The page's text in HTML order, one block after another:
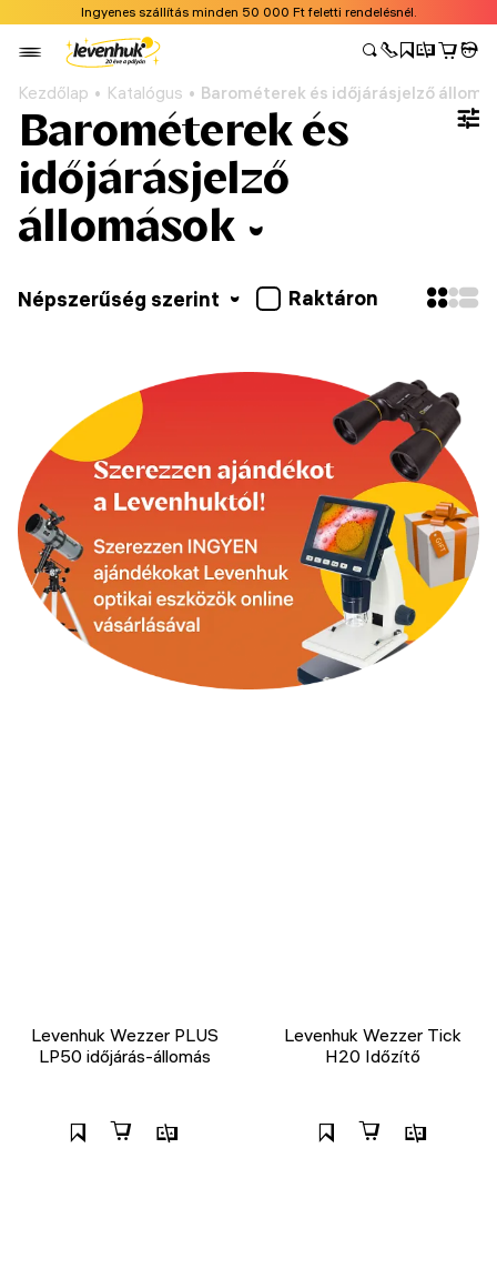
Ingyenes szállítás minden 50 000 Ft feletti rendelésnél.
Kezdőlap Katalógus Barométerek és időjárásjelző
Barométerek és
időjárásjelző
állomások
Népszerűség szerint Raktáron
Levenhuk Wezzer PLUS
LP50 időjárás-állomás
Levenhuk Wezzer Tick
H20 Időzítő